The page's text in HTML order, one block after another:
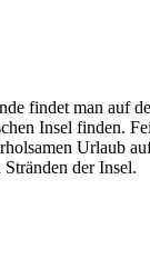
findet man auf
Insel finden.
Urlaub
der Insel.